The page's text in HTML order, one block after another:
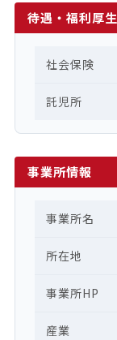
待遇・福利厚生
社会保険
託児所
事業所情報
事業所名
所在地
事業所HP
産業